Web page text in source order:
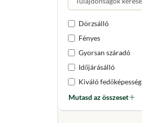
Dörzsálló
Fényes
Gyorsan száradó
Időjárásálló
Kiváló fedőképesség
Mutasd az összeset